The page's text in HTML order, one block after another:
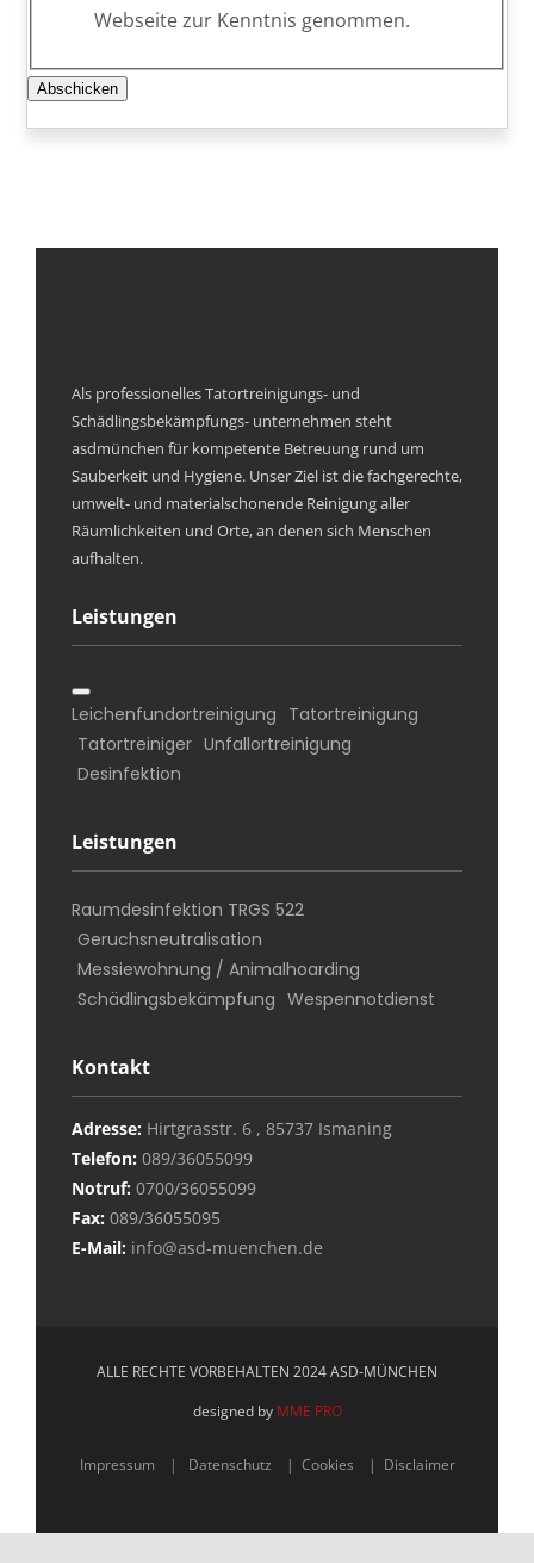
Webseite zur Kenntnis genommen.
Abschicken
Als professionelles Tatortreinigungs- und
Schädlingsbekämpfungs- unternehmen steht
asdmünchen für kompetente Betreuung rund um
Sauberkeit und Hygiene. Unser Ziel ist die fachgerechte,
umwelt- und materialschonende Reinigung aller
Räumlichkeiten und Orte, an denen sich Menschen
aufhalten.
Leistungen
Leichenfundortreinigung Tatortreinigung
Tatortreiniger Unfallortreinigung
Desinfektion
Leistungen
Raumdesinfektion TRGS 522
Geruchsneutralisation
Messiewohnung / Animalhoarding
Schädlingsbekämpfung Wespennotdienst
Kontakt
Adresse: Hirtgrasstr. 6 , 85737 Ismaning
Telefon: 089/36055099
Notruf: 0700/36055099
Fax: 089/36055095
E-Mail: info@asd-muenchen.de
ALLE RECHTE VORBEHALTEN 2024 ASD-MÜNCHEN
designed by MME PRO
Impressum | Datenschutz | Cookies | Disclaimer